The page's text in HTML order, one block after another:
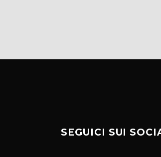
SEGUICI SUI